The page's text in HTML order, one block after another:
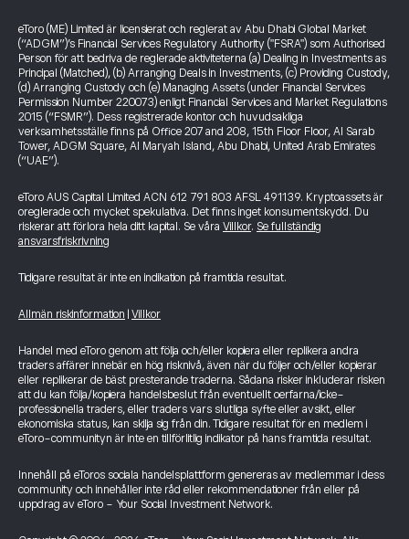
eToro (ME) Limited är licensierat och reglerat av Abu Dhabi Global Market
(“ADGM”)’s Financial Services Regulatory Authority ("FSRA") som Authorised
Person för att bedriva de reglerade aktiviteterna (a) Dealing in Investments as
Principal (Matched), (b) Arranging Deals in Investments, (c) Providing Custody,
(d) Arranging Custody och (e) Managing Assets (under Financial Services
Permission Number 220073) enligt Financial Services and Market Regulations
2015 (“FSMR”). Dess registrerade kontor och huvudsakliga
verksamhetsställe finns på Office 207 and 208, 15th Floor Floor, Al Sarab
Tower, ADGM Square, Al Maryah Island, Abu Dhabi, United Arab Emirates
(“UAE”).
eToro AUS Capital Limited ACN 612 791 803 AFSL 491139. Kryptoassets är
oreglerade och mycket spekulativa. Det finns inget konsumentskydd. Du
riskerar att förlora hela ditt kapital. Se våra Villkor. Se fullständig
ansvarsfriskrivning
Tidigare resultat är inte en indikation på framtida resultat.
Allmän riskinformation Villkor
Handel med eToro genom att följa och/eller kopiera eller replikera andra
traders affärer innebär en hög risknivå, även när du följer och/eller kopierar
eller replikerar de bäst presterande traderna. Sådana risker inkluderar risken
att du kan följa/kopiera handelsbeslut från eventuellt oerfarna/icke-
professionella traders, eller traders vars slutliga syfte eller avsikt, eller
ekonomiska status, kan skilja sig från din. Tidigare resultat för en medlem i
eToro-communityn är inte en tillförlitlig indikator på hans framtida resultat.
Innehåll på eToros sociala handelsplattform genereras av medlemmar i dess
community och innehåller inte råd eller rekommendationer från eller på
uppdrag av eToro - Your Social Investment Network.